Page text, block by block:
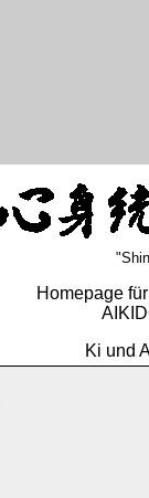
Homepage
Ki und